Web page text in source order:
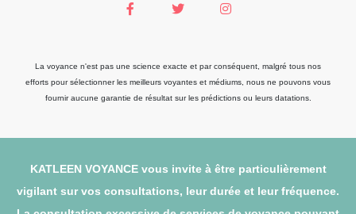
La voyance n'est pas une science exacte et par conséquent, malgré tous nos
efforts pour sélectionner les meilleurs voyantes et médiums, nous ne pouvons vous
fournir aucune garantie de résultat sur les prédictions ou leurs datations.
KATLEEN VOYANCE vous invite à être particulièrement
vigilant sur vos consultations, leur durée et leur fréquence.